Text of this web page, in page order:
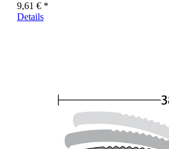
9,61 € *
Details